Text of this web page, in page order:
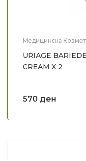
Медицинска
URIAGE
CREAM X 2
570 ден